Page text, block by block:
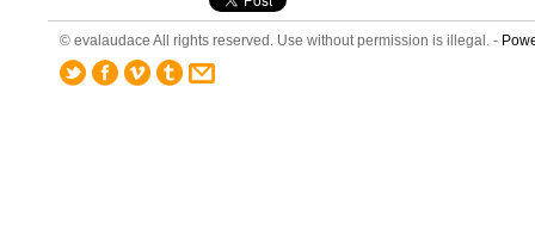
© evalaudace All rights reserved. Use without permission is illegal. -